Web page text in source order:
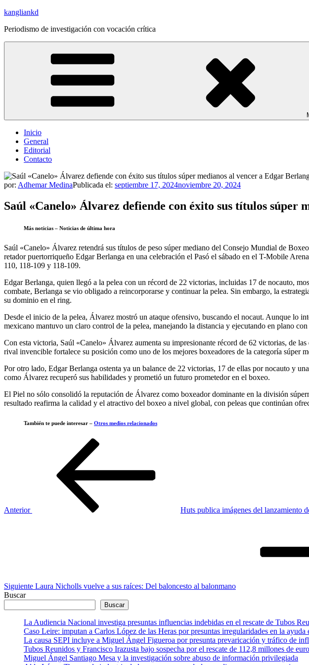
Saltar
contenido
kangliankd
Periodismo de investigación con vocación crítica
Inicio
General
Editorial
Contacto
por: Adhemar MedinaPublicada el: septiembre 17, 2024noviembre 20, 2024
Saúl «Canelo» Álvarez defiende con éxito sus títulos súper
Más noticias – Noticias de última hora
Saúl «Canelo» Álvarez retendrá sus títulos de peso súper mediano del Consejo Mundial de
retador puertorriqueño Edgar Berlanga en una celebración el Pasó el sábado en el T-Mobile
110, 118-109 y 118-109.
Edgar Berlanga, quien llegó a la pelea con un récord de 22 victorias, incluidas 17 de nocauto,
combate, Berlanga se vio obligado a reincorporarse y continuar la pelea. Sin embargo, la
su dominio en el ring.
Desde el inicio de la pelea, Álvarez mostró un ataque ofensivo, buscando el nocaut. Aunque lo
mexicano mantuvo un claro control de la pelea, manejando la distancia y ejecutando en plano
Con esta victoria, Saúl «Canelo» Álvarez aumenta su impresionante récord de 62 victorias, de
rival invencible fortalece su posición como uno de los mejores boxeadores de la categoría súper
Por otro lado, Edgar Berlanga ostenta ya un balance de 22 victorias, 17 de ellas por nocauto y
como Álvarez recuperó sus habilidades y prometió un futuro prometedor en el boxeo.
El Piel no sólo consolidó la reputación de Álvarez como boxeador dominante en la división
resultado reafirma la calidad y el atractivo del boxeo a nivel global, con peleas que continúan
También te puede interesar – Otros medios relacionados
Anterior
Huts publica imágenes del lanzamiento
Siguiente Laura Nicholls vuelve a sus raíces: Del baloncesto al balonmano
Buscar
Buscar
La Audiencia Nacional investiga presuntas influencias indebidas en el rescate de Tubos
Caso Leire: imputan a Carlos López de las Heras por presuntas irregularidades en la ayuda
La causa SEPI incluye a Miguel Ángel Figueroa por presunta prevaricación y tráfico de
Tubos Reunidos y Francisco Irazusta bajo sospecha por el rescate de 112,8 millones de
Miguel Ángel Santiago Mesa y la investigación sobre abuso de información privilegiada